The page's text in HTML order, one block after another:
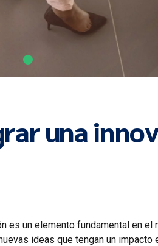
una
un elemento fundamental en
ideas que tengan un impacto